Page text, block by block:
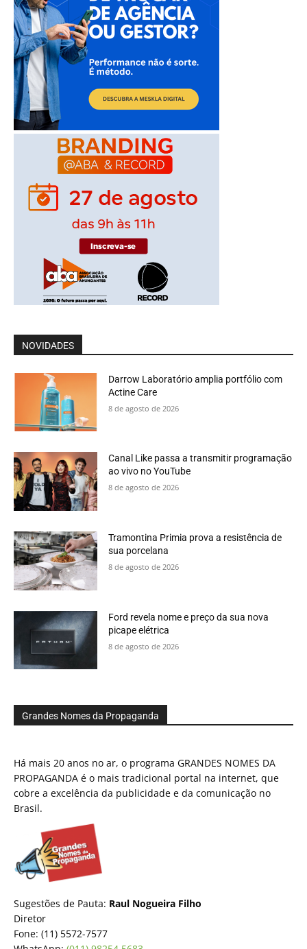
NOVIDADES
Darrow Laboratório amplia portfólio com
Actine Care
8 de agosto de 2026
Canal Like passa a transmitir programação
ao vivo no YouTube
8 de agosto de 2026
Tramontina Primia prova a resistência de
sua porcelana
8 de agosto de 2026
Ford revela nome e preço da sua nova
picape elétrica
8 de agosto de 2026
Grandes Nomes da Propaganda
Há mais 20 anos no ar, o programa GRANDES NOMES DA
PROPAGANDA é o mais tradicional portal na internet, que
cobre a excelência da publicidade e da comunicação no
Brasil.
Sugestões de Pauta: Raul Nogueira Filho
Diretor
Fone: (11) 5572-7577